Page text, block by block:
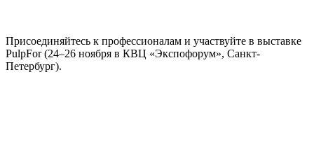
Присоединяйтесь к профессионалам и участвуйте в выставке
PulpFor (24–26 ноября в КВЦ «Экспофорум», Санкт-
Петербург).